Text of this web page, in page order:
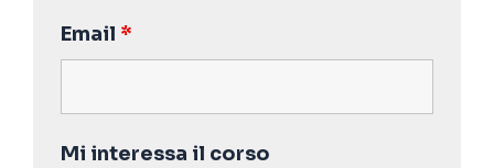
Email *
Mi interessa il corso